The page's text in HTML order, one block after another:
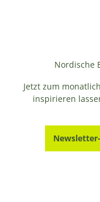
Nordische
Jetzt zum
inspirieren